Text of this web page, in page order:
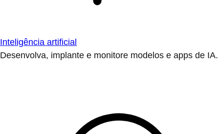
Inteligência artificial
Desenvolva, implante e monitore modelos e apps de IA.